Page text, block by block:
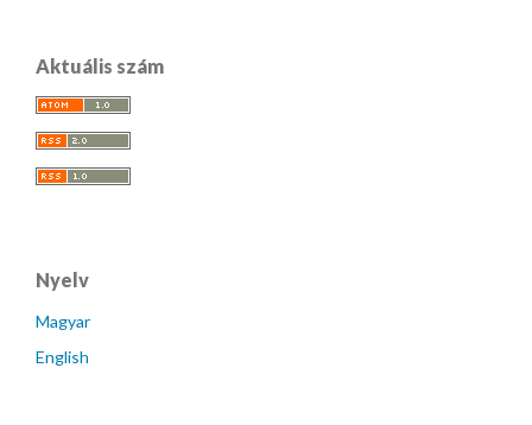
Aktuális szám
Nyelv
Magyar
English